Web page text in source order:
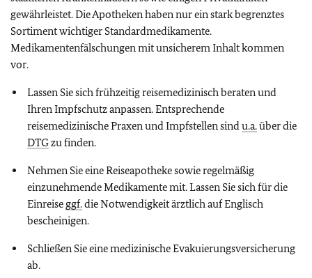
gewährleistet. Die Apotheken haben nur ein stark begrenztes
Sortiment wichtiger Standardmedikamente.
Medikamentenfälschungen mit unsicherem Inhalt kommen
vor.
Lassen Sie sich frühzeitig reisemedizinisch beraten und
Ihren Impfschutz anpassen. Entsprechende
reisemedizinische Praxen und Impfstellen sindu.a.über die
DTGzu finden.
Nehmen Sie eine Reiseapotheke sowie regelmäßig
einzunehmende Medikamente mit. Lassen Sie sich für die
Einreise ggf.die Notwendigkeit ärztlich auf Englisch
bescheinigen.
Schließen Sie eine medizinische Evakuierungsversicherung
ab.